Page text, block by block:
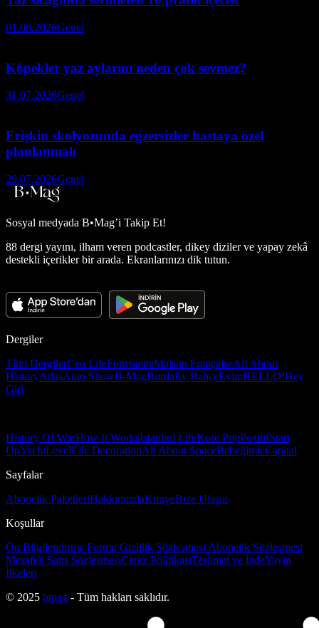
01.08.2026Genel
Köpekler yaz aylarını neden çok sevmez?
31.07.2026Genel
Erişkin skolyozunda egzersizler hastaya özel
planlanmalı
29.07.2026Genel
Sosyal medyada B•Mag’i Takip Et!
88 dergi yayını, ilham veren podcastler, dikey diziler ve yapay zekâ
destekli içerikler bir arada. Ekranlarınızı dik tutun.
Dergiler
Tüm DergilerCeo LifeFormsanteMaison FrançaiseAll About
HistoryAtlasAuto ShowB-MagBurdaEv BahçeEvimHELLO!Hey
Girl
History Of WarHow It Worksİstanbul LifeKore PopPozitifStart
UpYachtLevelElle DecorationAll About SpaceBebeğimleCapital
Sayfalar
Abonelik PaketleriHakkımızdaKünyeBize Ulaşın
Koşullar
Ön Bilgilendirme Formu Gizlilik Sözleşmesi Abonelik Sözleşmesi
Mesafeli Satış SözleşmesiÇerez PolitikasıTeslimat ve İadeYayın
İlkeleri
© 2025 bmag - Tüm hakları saklıdır.